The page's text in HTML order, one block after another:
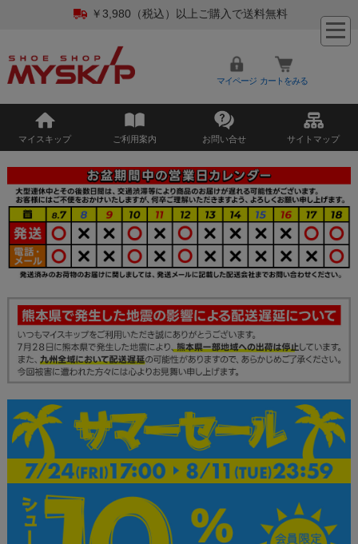
￥3,980（税込）以上ご購入で送料無料
マイページ カートをみる
マイスキップ ご利用案内 お問い合せ サイトマップ